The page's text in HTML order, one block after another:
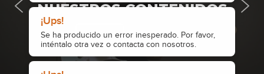
¡Ups!
Se ha producido un error inesperado. Por favor,
inténtalo otra vez o contacta con nosotros.
inténtalo otra vez o contacta con nosotros.
NUESTROS CONTENIDOS
Accede Regístrate